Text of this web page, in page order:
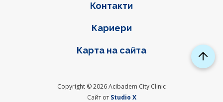
Контакти
Кариери
Карта на сайта
Copyright © 2026 Acibadem City Clinic
Сайт от Studio X